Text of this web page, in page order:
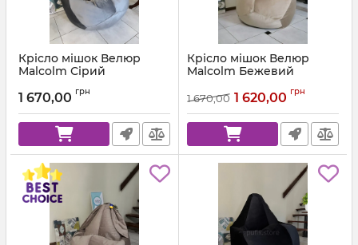
Крісло мішок Велюр
Malcolm Сірий
1 670,00 грн
Крісло мішок Велюр
Malcolm Бежевий
1 670,00 1 620,00 грн